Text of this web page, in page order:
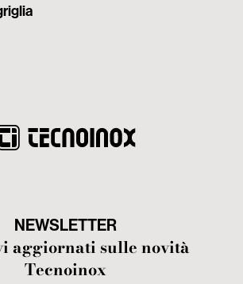
NEWSLETTER
aggiornati sulle novità
Tecnoinox